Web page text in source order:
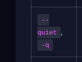
--
quiet
,
-q